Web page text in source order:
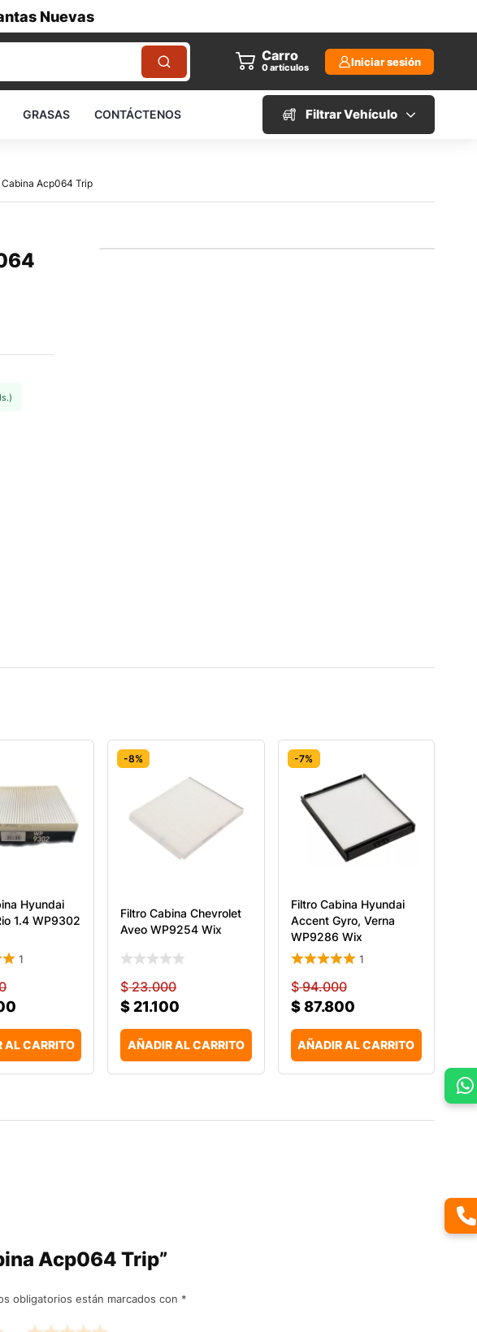
Nuevas
Carro
0artículos Iniciar sesión
GRASAS CONTÁCTENOS Filtrar Vehículo
Cabina Acp064 Trip
Hyundai
1.4 WP9302
1
AL CARRITO
-8%
Filtro Cabina Chevrolet
Aveo WP9254 Wix
$23.000
$21.100
AÑADIR AL CARRITO
-7%
Filtro Cabina Hyundai
Accent Gyro, Verna
WP9286 Wix
1
$94.000
$87.800
AÑADIR AL CARRITO
Acp064 Trip”
obligatorios están marcados con *